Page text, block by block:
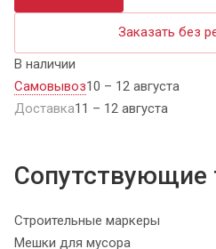
Заказать без
В наличии
Самовывоз10 – 12 августа
Доставка11 – 12 августа
Сопутствующие
Строительные маркеры
Мешки для мусора